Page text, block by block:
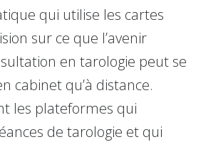
qui utilise les cartes
sur ce que l’avenir
en tarologie peut se
cabinet qu’à distance.
les plateformes qui
de tarologie et qui